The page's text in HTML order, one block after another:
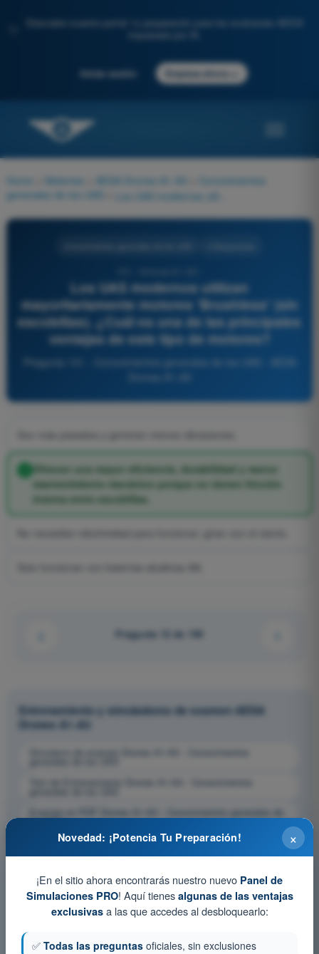
Descubre nuestro portal: tu preparación para los exámenes AESA
Iniciar sesión Empieza ahora
Home Materias AESA Drones A1-A3
Conocimientos
generales de los UAS
Los UAS modernos utilizan
mayoritariamente motores 'Brushless' (sin
escobillas). ¿Cuál es una de las principales
ventajas de este tipo de motores?
Ofrecen una mayor eficiencia, durabilidad y menor
mantenimiento mecánico porque no tienen fricción
interna entre escobillas.
Pregunta 12 de 140
Entrenamiento y simuladores de examen AESA
Drones A1-A3
Simulacro de examen Drones A1-A3 - Conocimientos
Test de Entrenamiento Drones A1-A3 - Conocimientos
Examen en PDF Drones A1-A3 - Conocimientos generales de
los UAS
×
Novedad: ¡Potencia Tu Preparación!
¡En el sitio ahora encontrarás nuestro nuevo Panel de
Simulaciones PRO! Aquí tienes algunas de las ventajas
exclusivasa las que accedes al desbloquearlo:
✅ Todas las preguntas oficiales, sin exclusiones